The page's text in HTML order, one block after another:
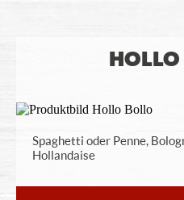
Spaghetti oder Penne,
Hollandaise